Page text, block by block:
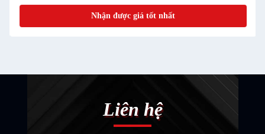
Nhận được giá tốt nhất
Liên hệ